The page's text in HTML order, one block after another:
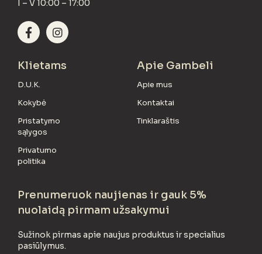
I – V 10:00 – 17:00
Klietams
D.U.K.
Kokybė
Pristatymo
sąlygos
Privatumo
politika
Apie Gambeli
Apie mus
Kontaktai
Tinklaraštis
Prenumeruok naujienas ir gauk 5%
nuolaidą pirmam užsakymui
Sužinok pirmas apie naujus produktus ir specialius
pasiūlymus.